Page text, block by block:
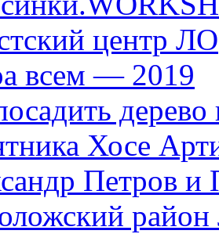
центр ЛО
всем — 2019
дерево
Хосе
Петров и
район